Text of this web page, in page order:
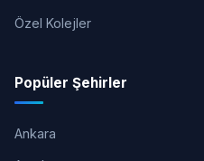
Özel Kolejler
Popüler Şehirler
Ankara